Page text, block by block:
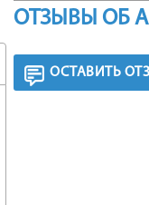
ОТЗЫВЫ ОБ
ОСТАВИТЬ